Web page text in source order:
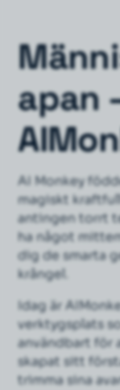
apan
AI Monkey
magiskt
antingen torrt
ha något
dig de smarta
krångel.
Idag är
verktygsplats
användbart för
skapat sitt
trimma sina